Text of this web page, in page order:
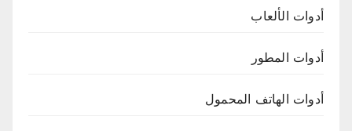
أدوات الألعاب
أدوات المطور
أدوات الهاتف المحمول